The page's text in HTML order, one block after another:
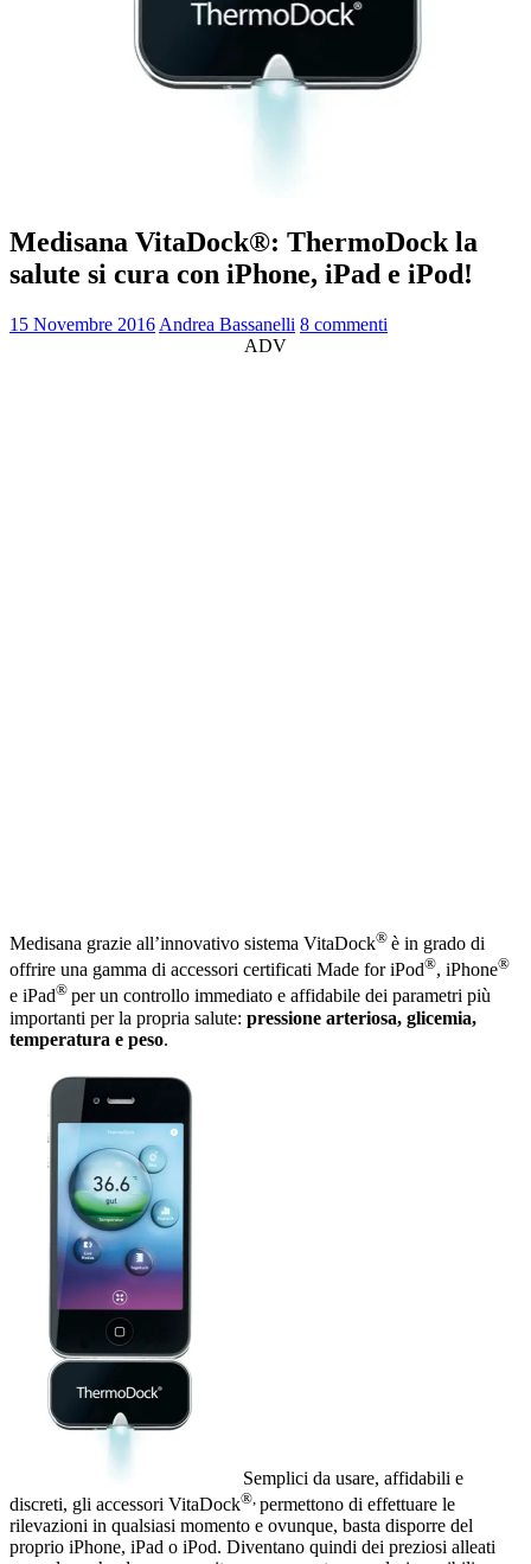
Medisana VitaDock®: ThermoDock la
salute si cura con iPhone, iPad e iPod!
15 Novembre 2016 Andrea Bassanelli 8 commenti
ADV
Medisana grazie all’innovativo sistema VitaDock® è in grado di
offrire una gamma di accessori certificati Made for iPod®, iPhone®
e iPad® per un controllo immediato e affidabile dei parametri più
importanti per la propria salute: pressione arteriosa, glicemia,
temperatura e peso.
Semplici da usare, affidabili e
discreti, gli accessori VitaDock®, permettono di effettuare le
rilevazioni in qualsiasi momento e ovunque, basta disporre del
proprio iPhone, iPad o iPod. Diventano quindi dei preziosi alleati